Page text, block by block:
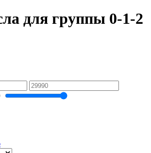
для группы 0-1-2